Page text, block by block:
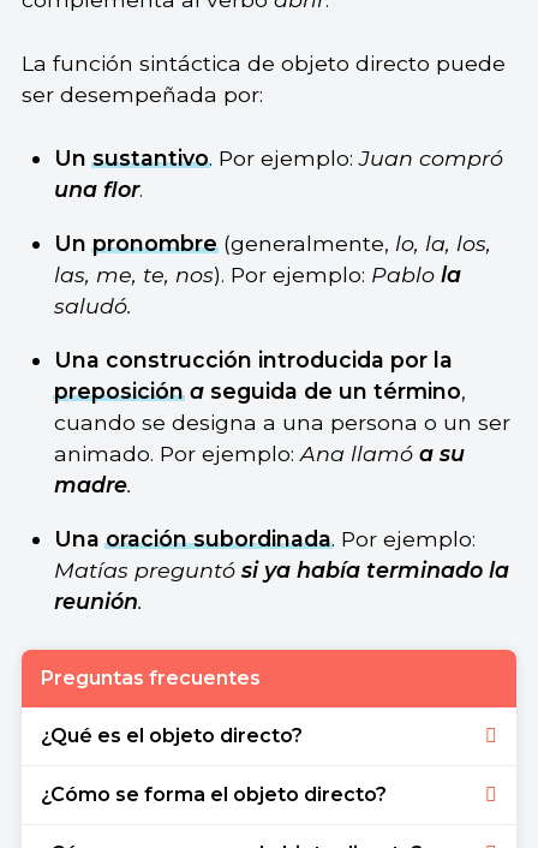
La función sintáctica de objeto directo puede
ser desempeñada por:
Unsustantivo. Por ejemplo: Juan compró
una flor.
Un pronombre (generalmente, lo, la, los,
las, me, te, nos). Por ejemplo: Pablo la
saludó.
Una construcción introducida por la
preposición aseguida de un término,
cuando se designa a una persona o un ser
animado. Por ejemplo:Ana llamó a su
madre.
Unaoración subordinada. Por ejemplo:
Matías preguntó si ya había terminado la
reunión.
Preguntas frecuentes
¿Qué es el objeto directo?
referencia a la persona, el objeto o el animal
¿Cómo se forma el objeto directo?